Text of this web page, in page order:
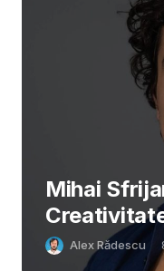
Mihai
Alex Rădescu